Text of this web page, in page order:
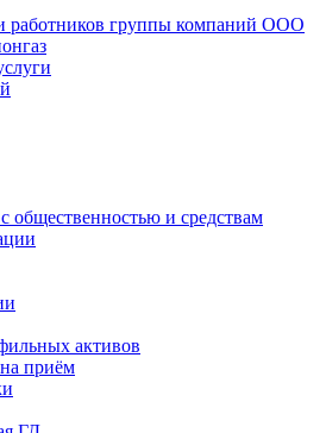
работников группы компаний ООО
общественностью и средствам
активов
приём